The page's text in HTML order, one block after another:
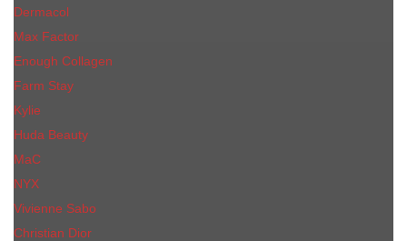
Dermacol
Max Factor
Enough Collagen
Farm Stay
Kylie
Huda Beauty
МаС
NYX
Vivienne Sabo
Сhristiаn Diоr